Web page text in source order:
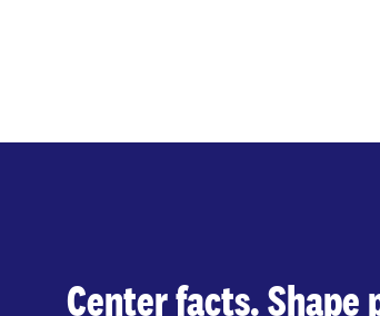
Center facts. Shape